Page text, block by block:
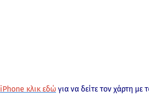
iPhone κλικ εδώ για να δείτε τον χάρτη με